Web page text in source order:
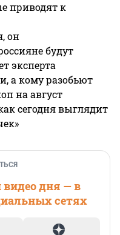
приводят к
он
будут
эксперта
а кому разобьют
на август
сегодня выглядит
дня — в
сетях